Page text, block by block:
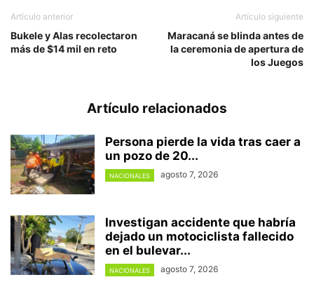
Artículo anterior
Bukele y Alas recolectaron
más de $14 mil en reto
Artículo siguiente
Maracaná se blinda antes de
la ceremonia de apertura de
los Juegos
Artículo relacionados
Persona pierde la vida tras caer a
un pozo de 20...
NACIONALES agosto 7, 2026
Investigan accidente que habría
dejado un motociclista fallecido
en el bulevar...
NACIONALES agosto 7, 2026